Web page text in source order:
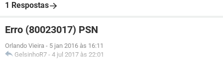
1 Respostas
Erro (80023017) PSN
Orlando Vieira - 5 jan 2016 às 16:11
GelsinhoR7 - 4 jul 2017 às 22:01